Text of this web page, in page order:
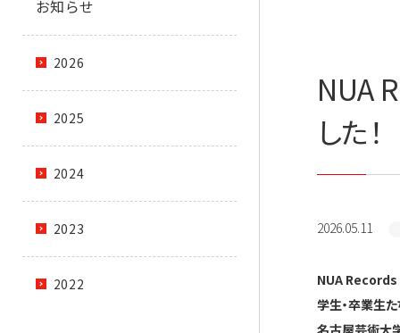
NUA
した！
2026.05.11
NUA Records
学生・卒業生
名古屋芸術大
お知らせ
2026
2025
2024
2023
2022